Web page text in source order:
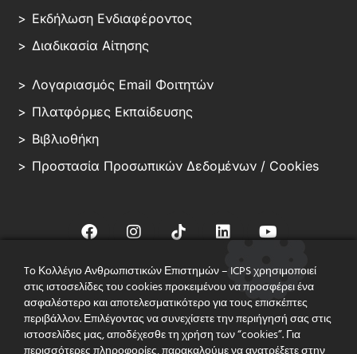
Εκδήλωση Ενδιαφέροντος
Διαδικασία Αίτησης
Λογαριασμός Email Φοιτητών
Πλατφόρμες Εκπαίδευσης
Βιβλιοθήκη
Προστασία Προσωπικών Δεδομένων / Cookies
© ICPS – ALL RIGHT RESERVED
Με Άδεια Λειτουργίας του Υπουργείου Παιδείας (Αρ. 94540/ΙΑ/15-07-
2013) &
τη Διασφάλιση Ποιότητας του Βρετανικού Συστήματος Ανώτατης
To Κολλέγιο Ανθρωπιστικών Επιστημών – ICPS χρησιμοποιεί
στις ιστοσελίδες του cookies προκειμένου να προσφέρει ένα
ασφαλέστερο και αποτελεσματικότερο για τους επισκέπτες
περιβάλλον. Επιλέγοντας να συνεχίσετε την περιήγησή σας στις
ιστοσελίδες μας, αποδέχεσθε τη χρήση των “cookies”. Για